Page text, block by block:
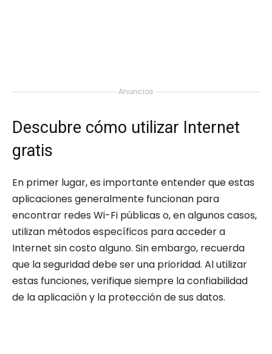
Anuncios
Descubre cómo utilizar Internet
gratis
En primer lugar, es importante entender que estas
aplicaciones generalmente funcionan para
encontrar redes Wi-Fi públicas o, en algunos casos,
utilizan métodos específicos para acceder a
Internet sin costo alguno. Sin embargo, recuerda
que la seguridad debe ser una prioridad. Al utilizar
estas funciones, verifique siempre la confiabilidad
de la aplicación y la protección de sus datos.